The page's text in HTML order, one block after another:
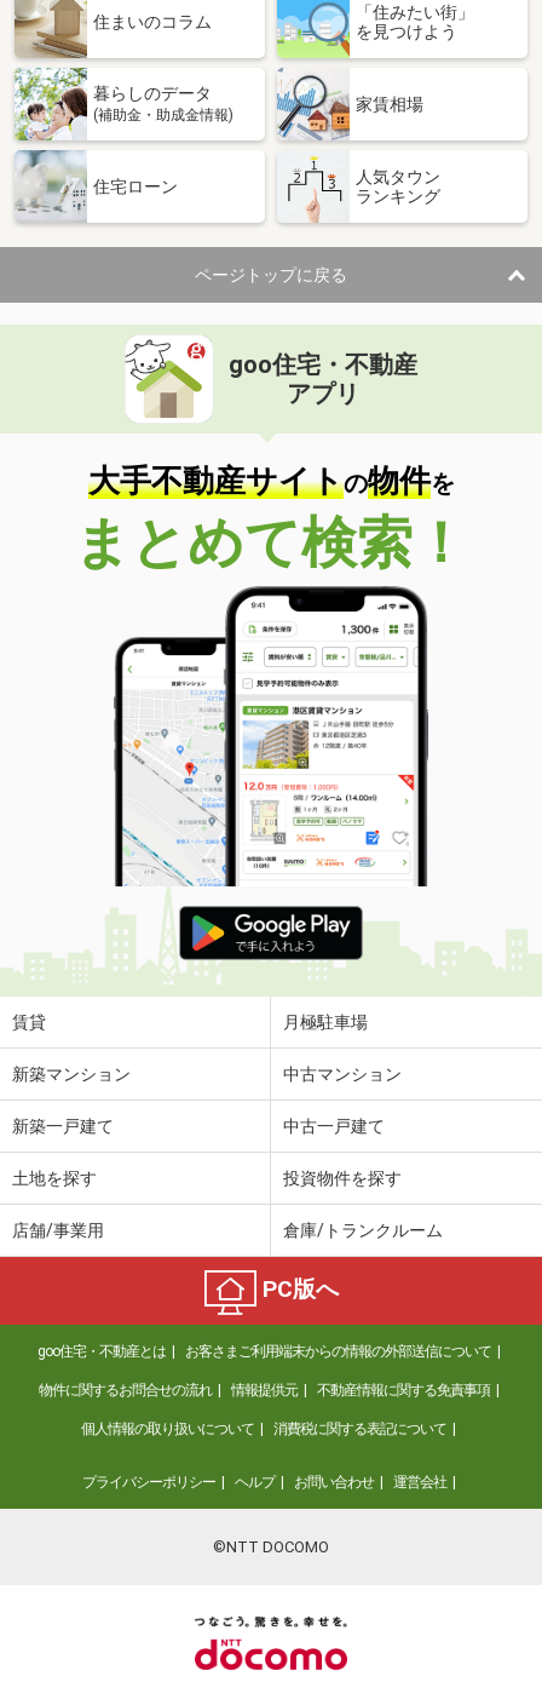
住まいのコラム
「住みたい街」
を見つけよう
暮らしのデータ
(補助金・助成金情報)
家賃相場
住宅ローン
人気タウン
ランキング
ページトップに戻る
goo住宅・不動産
アプリ
大手不動産サイトの物件を
まとめて検索！
賃貸 月極駐車場
新築マンション 中古マンション
新築一戸建て 中古一戸建て
土地を探す 投資物件を探す
店舗/事業用 倉庫/トランクルーム
PC版へ
goo住宅・不動産とは お客さまご利用端末からの情報の外部送信について
物件に関するお問合せの流れ 情報提供元 不動産情報に関する免責事項
個人情報の取り扱いについて 消費税に関する表記について
プライバシーポリシー ヘルプ お問い合わせ 運営会社
©NTT DOCOMO